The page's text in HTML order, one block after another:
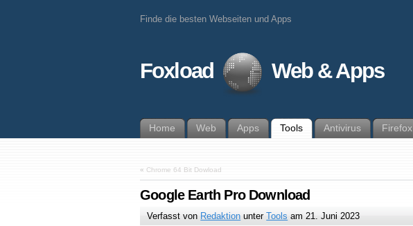
Finde die besten Webseiten und Apps
Foxload Web & Apps
Home Web Apps Tools Antivirus Firefox
« Chrome 64 Bit Dowload
Google Earth Pro Download
Verfasst von Redaktion unterTools am21. Juni 2023